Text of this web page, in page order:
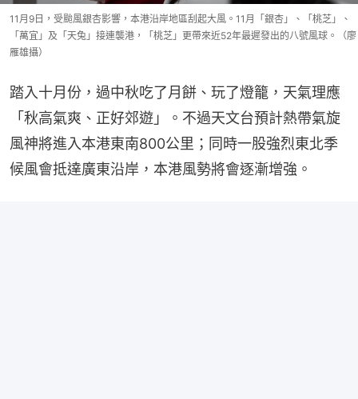
11月9日，受颱風銀杏影響，本港沿岸地區刮起大風。11月「銀杏」、「桃芝」、
「萬宜」及「天兔」接連襲港，「桃芝」更帶來近52年最遲發出的八號風球。（廖
雁雄攝）
踏入十月份，過中秋吃了月餅、玩了燈籠，天氣理應
「秋高氣爽、正好郊遊」。不過天文台預計熱帶氣旋
風神將進入本港東南800公里；同時一股強烈東北季
候風會抵達廣東沿岸，本港風勢將會逐漸增強。